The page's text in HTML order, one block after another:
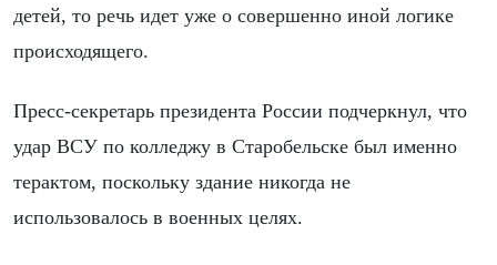
детей, то речь идет уже о совершенно иной логике
происходящего.
Пресс-секретарь президента России подчеркнул, что
удар ВСУ по колледжу в Старобельске был именно
терактом, поскольку здание никогда не
использовалось в военных целях.